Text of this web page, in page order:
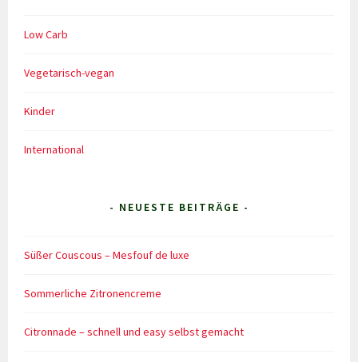
Low Carb
Vegetarisch-vegan
Kinder
International
- NEUESTE BEITRÄGE -
Süßer Couscous – Mesfouf de luxe
Sommerliche Zitronencreme
Citronnade – schnell und easy selbst gemacht